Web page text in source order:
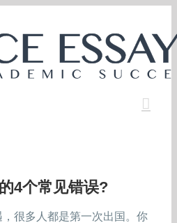
4个常见错误?
很多人都是第一次出国。你